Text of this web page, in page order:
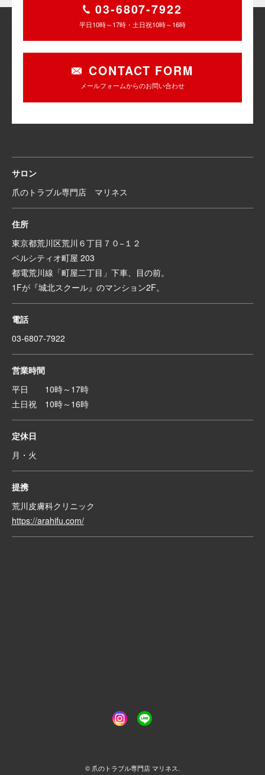
03-6807-7922
平日10時～17時・土日祝10時～16時
CONTACT FORM
メールフォームからのお問い合わせ
サロン
爪のトラブル専門店 マリネス
住所
東京都荒川区荒川６丁目７０−１２
ベルシティオ町屋 203
都電荒川線「町屋二丁目」下車、目の前。
1Fが『城北スクール』のマンション2F。
電話
03-6807-7922
営業時間
平日 10時～17時
土日祝 10時～16時
定休日
月・火
提携
荒川皮膚科クリニック
https://arahifu.com/
© 爪のトラブル専門店 マリネス.